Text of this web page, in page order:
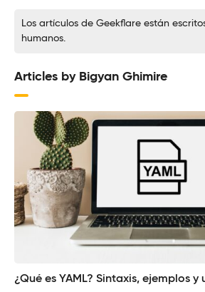
Los artículos de Geekflare están
humanos.
Articles by Bigyan Ghimire
¿Qué es YAML? Sintaxis, ejemplos y